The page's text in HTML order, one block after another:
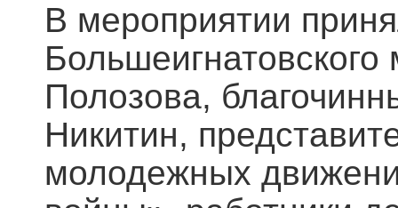
В мероприятии
Полозова,
Никитин,
молодежных